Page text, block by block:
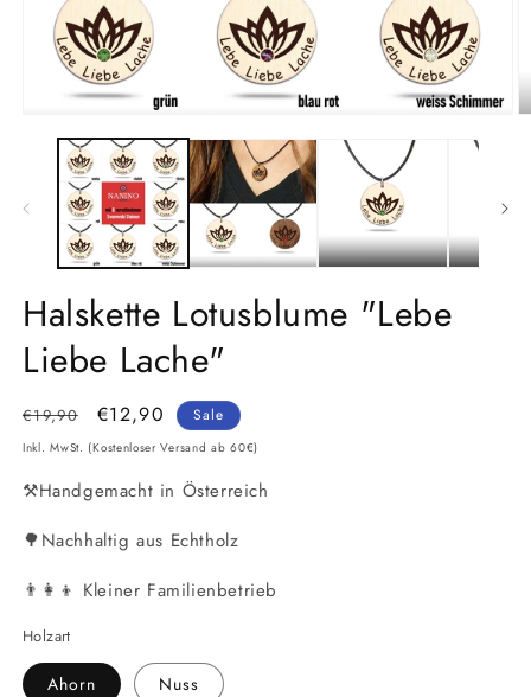
Halskette Lotusblume "Lebe
Liebe Lache"
Normaler
Preis
€19,90 Verkaufspreis
€12,90 Sale
Inkl. MwSt. (Kostenloser Versand ab 60€)
⚒️Handgemacht in Österreich
🌳Nachhaltig aus Echtholz
👨‍👩‍👦 Kleiner Familienbetrieb
Holzart
Ahorn Nuss